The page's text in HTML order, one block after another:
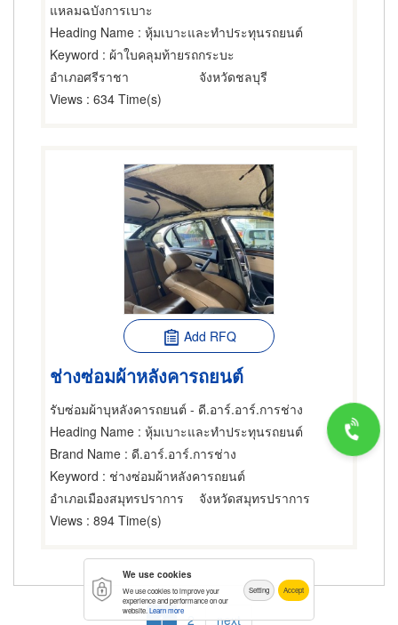
แหลมฉบังการเบาะ
Heading Name : หุ้มเบาะและทำประทุนรถยนต์
Keyword : ผ้าใบคลุมท้ายรถกระบะ
อำเภอศรีราชา
จังหวัดชลบุรี
Views : 634 Time(s)
Add RFQ
ช่างซ่อมผ้าหลังคารถยนต์
รับซ่อมผ้าบุหลังคารถยนต์ - ดี.อาร์.อาร์.การช่าง
Heading Name : หุ้มเบาะและทำประทุนรถยนต์
Brand Name : ดี.อาร์.อาร์.การช่าง
Keyword : ช่างซ่อมผ้าหลังคารถยนต์
อำเภอเมืองสมุทรปราการ
จังหวัดสมุทรปราการ
Views : 894 Time(s)
Pagination Current
1 Page
2 Next
next
We use cookies
We use cookies to improve your
experience and performance on our
website. Learn more
Setting Accept